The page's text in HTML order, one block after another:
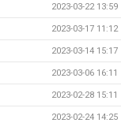
2023-03-22 13:59
2023-03-17 11:12
2023-03-14 15:17
2023-03-06 16:11
2023-02-28 15:11
2023-02-24 14:25